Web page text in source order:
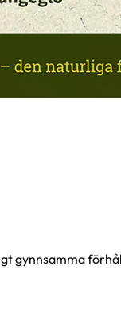
gynnsamma